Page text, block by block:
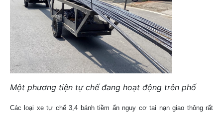
Một phương tiện tự chế đang hoạt động trên phố
Các loại xe tự chế 3,4 bánh tiềm ẩn nguy cơ tai nạn giao thông rất